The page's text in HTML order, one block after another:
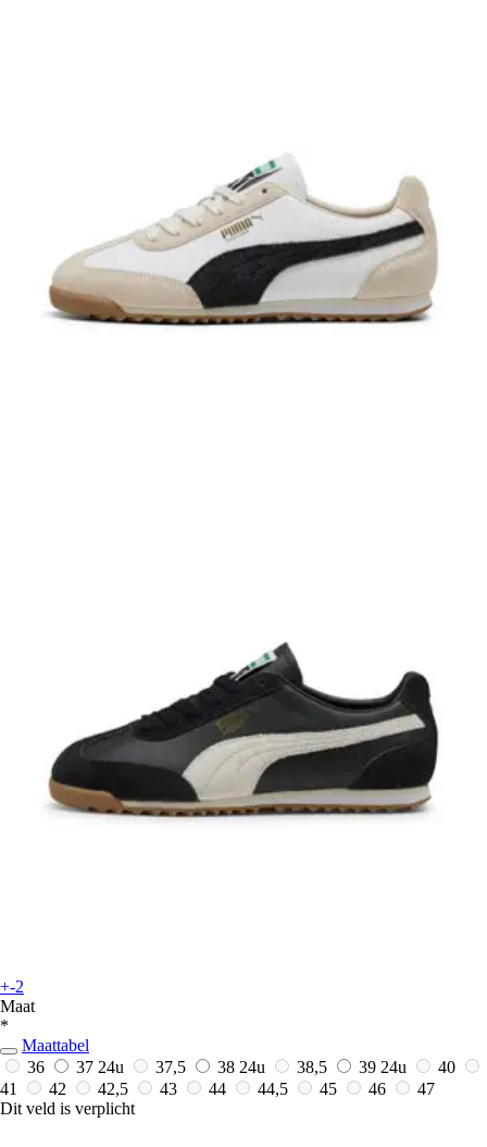
+-2
Maat
*
Maattabel
36
37 24u 37,5 38 24u 38,5 39 24u
40
41
42 42,5 43 44 44,5 45 46
47
Dit veld is verplicht